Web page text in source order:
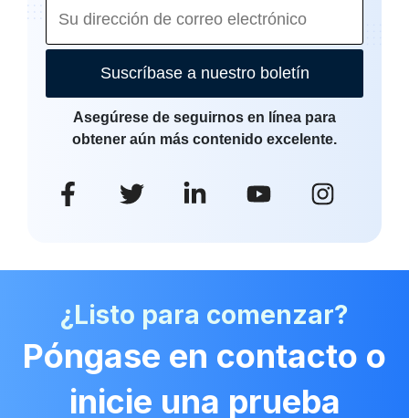
Suscríbase a nuestro boletín
Asegúrese de seguirnos en línea para
obtener aún más contenido excelente.
¿Listo para comenzar?
Póngase en contacto o
inicie una prueba